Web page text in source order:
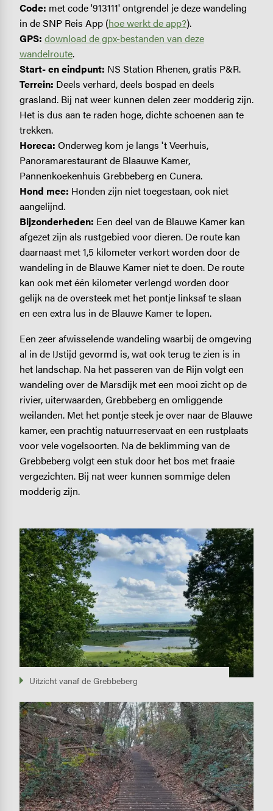
Code: met code '913111' ontgrendel je deze wandeling
in de SNP Reis App (hoe werkt de app?).
GPS: download de gpx-bestanden van deze
wandelroute.
Start- en eindpunt: NS Station Rhenen, gratis P&R.
Terrein: Deels verhard, deels bospad en deels
grasland. Bij nat weer kunnen delen zeer modderig zijn.
Het is dus aan te raden hoge, dichte schoenen aan te
trekken.
Horeca: Onderweg kom je langs 't Veerhuis,
Panoramarestaurant de Blaauwe Kamer,
Pannenkoekenhuis Grebbeberg en Cunera.
Hond mee: Honden zijn niet toegestaan, ook niet
aangelijnd.
Bijzonderheden: Een deel van de Blauwe Kamer kan
afgezet zijn als rustgebied voor dieren. De route kan
daarnaast met 1,5 kilometer verkort worden door de
wandeling in de Blauwe Kamer niet te doen. De route
kan ook met één kilometer verlengd worden door
gelijk na de oversteek met het pontje linksaf te slaan
en een extra lus in de Blauwe Kamer te lopen.
Een zeer afwisselende wandeling waarbij de omgeving
al in de IJstijd gevormd is, wat ook terug te zien is in
het landschap. Na het passeren van de Rijn volgt een
wandeling over de Marsdijk met een mooi zicht op de
rivier, uiterwaarden, Grebbeberg en omliggende
weilanden. Met het pontje steek je over naar de Blauwe
kamer, een prachtig natuurreservaat en een rustplaats
voor vele vogelsoorten. Na de beklimming van de
Grebbeberg volgt een stuk door het bos met fraaie
vergezichten. Bij nat weer kunnen sommige delen
modderig zijn.
Image
Uitzicht vanaf de Grebbeberg
Image